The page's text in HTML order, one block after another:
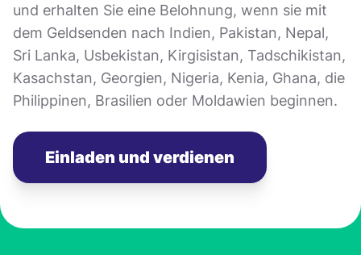
und erhalten Sie eine Belohnung, wenn sie mit
dem Geldsenden nach Indien, Pakistan, Nepal,
Sri Lanka, Usbekistan, Kirgisistan, Tadschikistan,
Kasachstan, Georgien, Nigeria, Kenia, Ghana, die
Philippinen, Brasilien oder Moldawien beginnen.
Einladen und verdienen